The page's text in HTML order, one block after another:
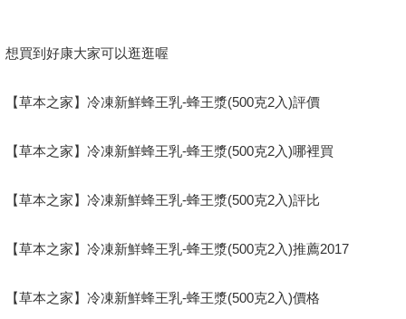
想買到好康大家可以逛逛喔
【草本之家】冷凍新鮮蜂王乳-蜂王漿(500克2入)評價
【草本之家】冷凍新鮮蜂王乳-蜂王漿(500克2入)哪裡買
【草本之家】冷凍新鮮蜂王乳-蜂王漿(500克2入)評比
【草本之家】冷凍新鮮蜂王乳-蜂王漿(500克2入)推薦2017
【草本之家】冷凍新鮮蜂王乳-蜂王漿(500克2入)價格